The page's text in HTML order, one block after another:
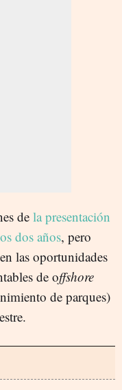
de la presentación
dos años, pero
las oportunidades
de offshore
de parques)